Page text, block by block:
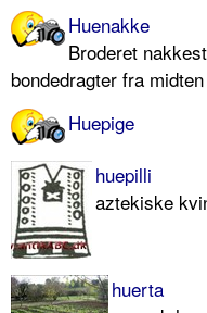
Huenakke
Broderet
bondedragter fra
Huepige
huepilli
aztekiske
huerta